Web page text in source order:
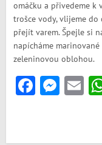
omáčku a přivedeme k
trošce vody, vlijeme do
přejít varem. Špejle si
napícháme
zeleninovou oblohou.